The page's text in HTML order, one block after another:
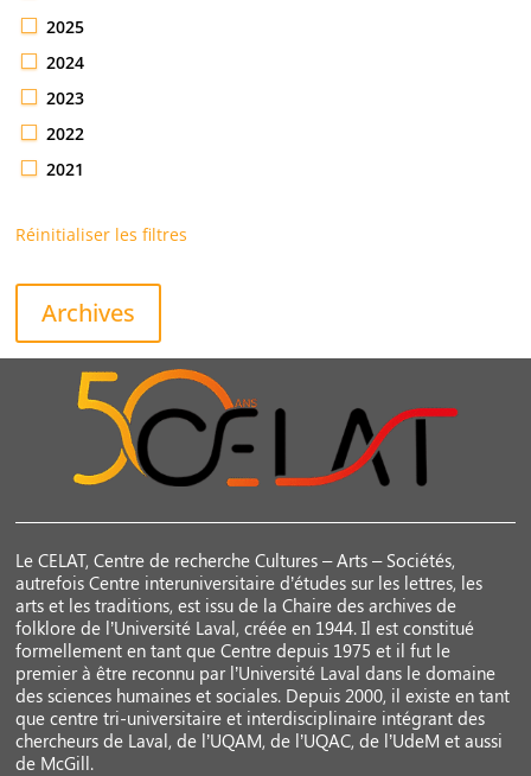
2025
2024
2023
2022
2021
Réinitialiser les filtres
Archives
Le CELAT, Centre de recherche Cultures – Arts – Sociétés,
autrefois Centre interuniversitaire d’études sur les lettres, les
arts et les traditions, est issu de la Chaire des archives de
folklore de l’Université Laval, créée en 1944. Il est constitué
formellement en tant que Centre depuis 1975 et il fut le
premier à être reconnu par l’Université Laval dans le domaine
des sciences humaines et sociales. Depuis 2000, il existe en tant
que centre tri-universitaire et interdisciplinaire intégrant des
chercheurs de Laval, de l’UQAM, de l’UQAC, de l’UdeM et aussi
de McGill.